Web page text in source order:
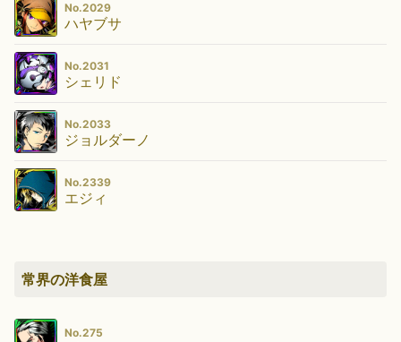
No.2029
ハヤブサ
No.2031
シェリド
No.2033
ジョルダーノ
No.2339
エジィ
常界の洋食屋
No.275